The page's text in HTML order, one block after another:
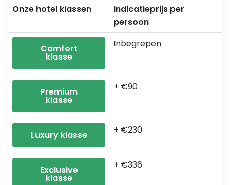
Onze hotel klassen
Indicatieprijs per
persoon
Comfort
klasse
Inbegrepen
Premium
klasse
+ €90
Luxury klasse + €230
Exclusive
klasse
+ €336